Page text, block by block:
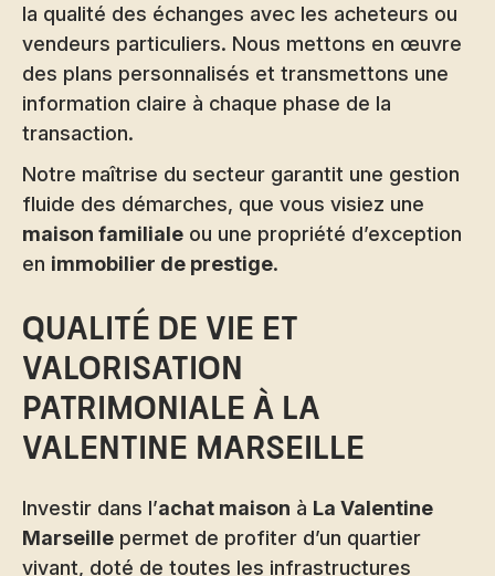
la qualité des échanges avec les acheteurs ou
vendeurs particuliers. Nous mettons en œuvre
des plans personnalisés et transmettons une
information claire à chaque phase de la
transaction.
Notre maîtrise du secteur garantit une gestion
fluide des démarches, que vous visiez une
maison familiale ou une propriété d’exception
en immobilier de prestige.
Qualité de vie et
valorisation
patrimoniale à La
Valentine Marseille
Investir dans l’achat maison à La Valentine
Marseille permet de profiter d’un quartier
vivant, doté de toutes les infrastructures